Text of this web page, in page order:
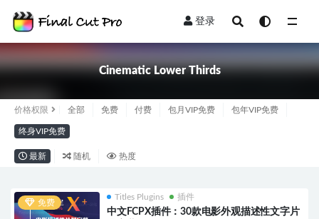
登录
Cinematic Lower Thirds
价格权限 全部 免费 付费 包月VIP免费 包年VIP免费
终身VIP免费
最新 随机 热度
免费
Titles Plugins 插件
中文FCPX插件：30款电影外观描述性文字片